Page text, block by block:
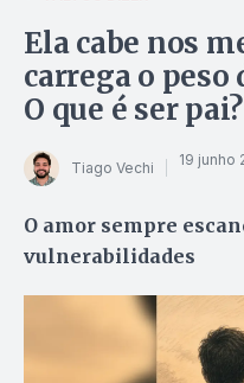
Ela cabe nos
carrega o
O que é ser pai?
Tiago Vechi 19 junho
O amor sempre
vulnerabilidades